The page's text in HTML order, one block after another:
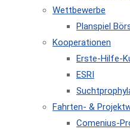
Wettbewerbe
Planspiel
Kooperationen
Erste-Hilfe-
ESRI
Fahrten- &
Comenius-